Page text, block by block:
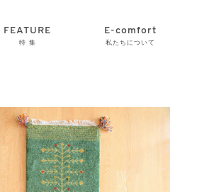
FEATURE
特 集
E-comfort
私たちについて
いて